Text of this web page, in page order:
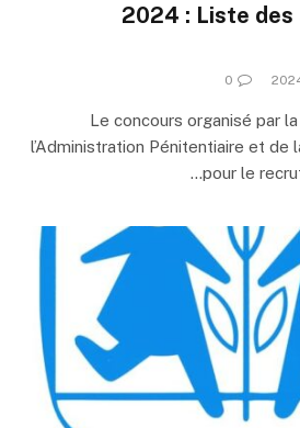
2024 : Liste des
0
Le concours organisé par
l’Administration Pénitentiaire et de
pour le